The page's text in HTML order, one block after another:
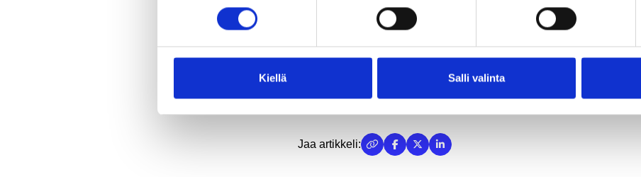
Kiellä Salli valinta
https://link.webropolsurveys.com/S/69FB2CB90F669CC7
Kysely on auki 23.03.2026 asti.
Kysely on osa Helsingin yliopistossa tehtävää pro gradu- tutkielmaa.
Jaa artikkeli: